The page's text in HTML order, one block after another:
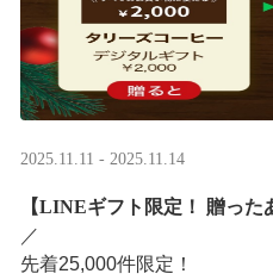
2025.11.11 - 2025.11.14
【LINEギフト限定！ 贈った
／ ​
先着25,000件限定！​